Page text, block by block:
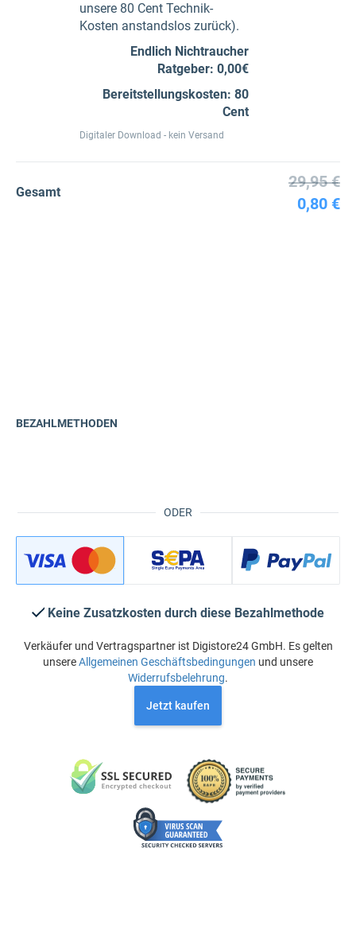
unsere 80 Cent Technik-
Kosten anstandslos zurück).
Endlich Nichtraucher
Ratgeber: 0,00€
Bereitstellungskosten: 80
Cent
Digitaler Download - kein Versand
Gesamt
29,95 €
0,80 €
ODER
BEZAHLMETHODEN
Keine Zusatzkosten durch diese Bezahlmethode
Verkäufer und Vertragspartner ist Digistore24 GmbH. Es gelten
unsereAllgemeinen Geschäftsbedingungen und unsere
Widerrufsbelehrung.
Jetzt kaufen